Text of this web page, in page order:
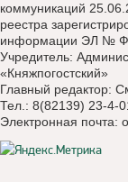
коммуникаций
реестра
информации ЭЛ №
Учредитель:
«Княжпогостский»
Главный редактор:
Тел.: 8(82139) 23-4-
Электронная почта: